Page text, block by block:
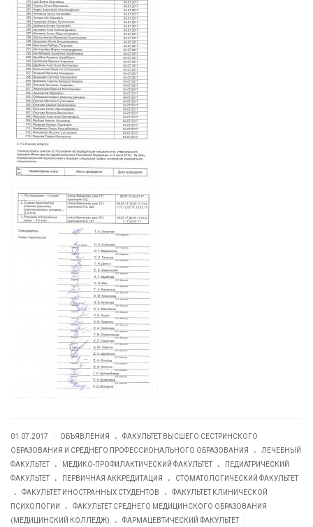
01.07.2017 ОБЪЯВЛЕНИЯ .
ФАКУЛЬТЕТ ВЫСШЕГО СЕСТРИНСКОГО
ОБРАЗОВАНИЯ И СРЕДНЕГО ПРОФЕССИОНАЛЬНОГО ОБРАЗОВАНИЯ
.
ЛЕЧЕБНЫЙ
ФАКУЛЬТЕТ
. МЕДИКО-ПРОФИЛАКТИЧЕСКИЙ ФАКУЛЬТЕТ .
ПЕДИАТРИЧЕСКИЙ
ФАКУЛЬТЕТ
. ПЕРВИЧНАЯ АККРЕДИТАЦИЯ . СТОМАТОЛОГИЧЕСКИЙ ФАКУЛЬТЕТ
. ФАКУЛЬТЕТ ИНОСТРАННЫХ СТУДЕНТОВ .
ФАКУЛЬТЕТ КЛИНИЧЕСКОЙ
ПСИХОЛОГИИ
.
ФАКУЛЬТЕТ СРЕДНЕГО МЕДИЦИНСКОГО ОБРАЗОВАНИЯ
(МЕДИЦИНСКИЙ КОЛЛЕДЖ)
. ФАРМАЦЕВТИЧЕСКИЙ ФАКУЛЬТЕТ